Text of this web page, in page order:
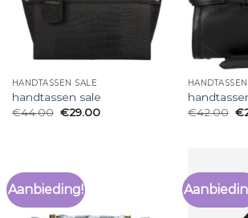
HANDTASSEN SALE
handtassen sale
€44.00 €29.00
€42.00 €
Aanbieding!